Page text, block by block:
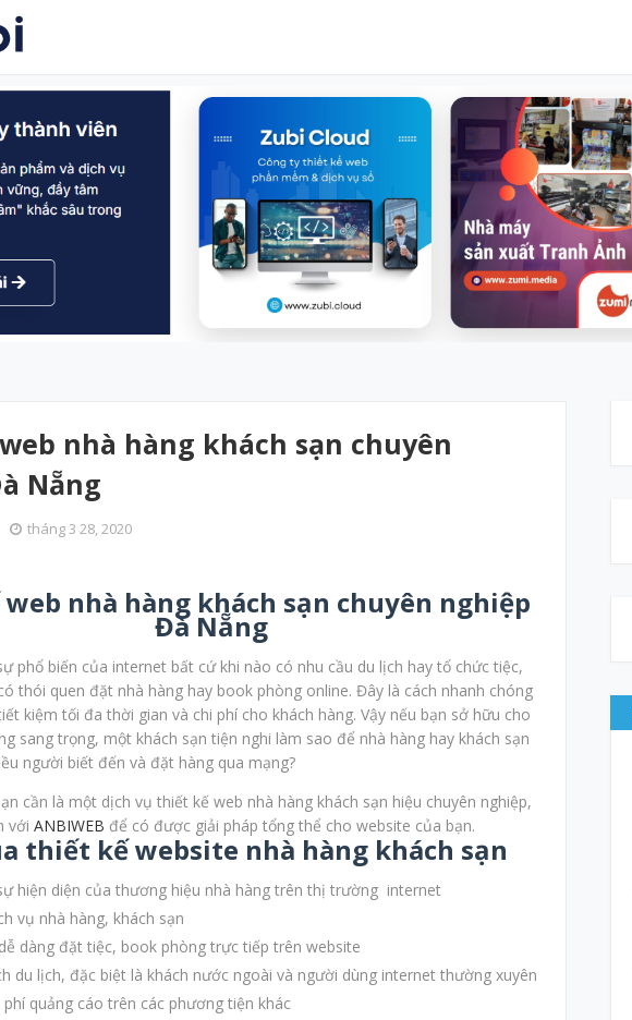
nhà hàng khách sạn chuyên
Nẵng
tháng 3 28, 2020
nhà hàng khách sạn chuyên nghiệp
Đà Nẵng
phổ biến của internet bất cứ khi nào có nhu cầu du lịch hay tổ chức tiệc,
thói quen đặt nhà hàng hay book phòng online. Đây là cách nhanh chóng
kiệm tối đa thời gian và chi phí cho khách hàng. Vậy nếu bạn sở hữu cho
sang trọng, một khách sạn tiện nghi làm sao để nhà hàng hay khách sạn
người biết đến và đặt hàng qua mạng?
cần là một dịch vụ thiết kế web nhà hàng khách sạn hiệu chuyên nghiệp,
với ANBIWEB để có được giải pháp tổng thể cho website của bạn.
thiết kế website nhà hàng khách sạn
hiện diện của thương hiệu nhà hàng trên thị trường internet
vụ nhà hàng, khách sạn
dàng đặt tiệc, book phòng trực tiếp trên website
du lịch, đặc biệt là khách nước ngoài và người dùng internet thường xuyên
quảng cáo trên các phương tiện khác